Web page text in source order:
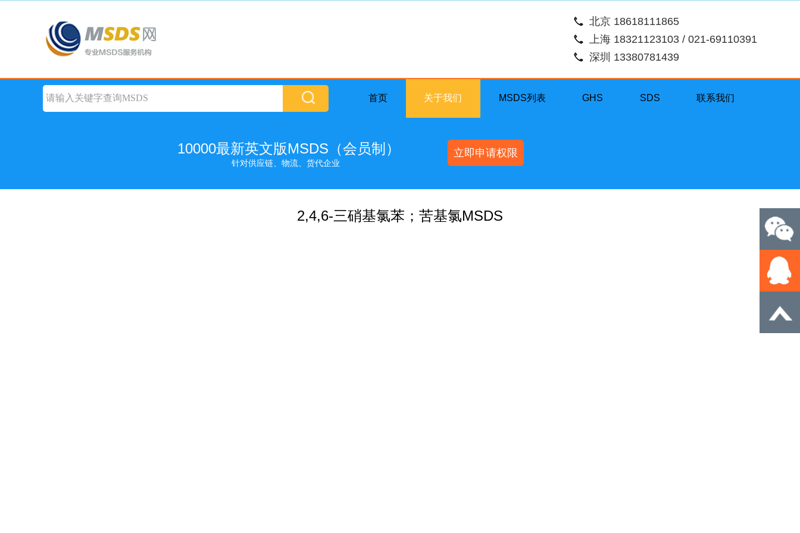
北京 18618111865
上海 18321123103 / 021-69110391
深圳 13380781439
首页 关于我们 MSDS列表 GHS SDS 联系我们
10000最新英文版MSDS（会员制）
针对供应链、物流、货代企业
立即申请权限
2,4,6-三硝基氯苯；苦基氯MSDS